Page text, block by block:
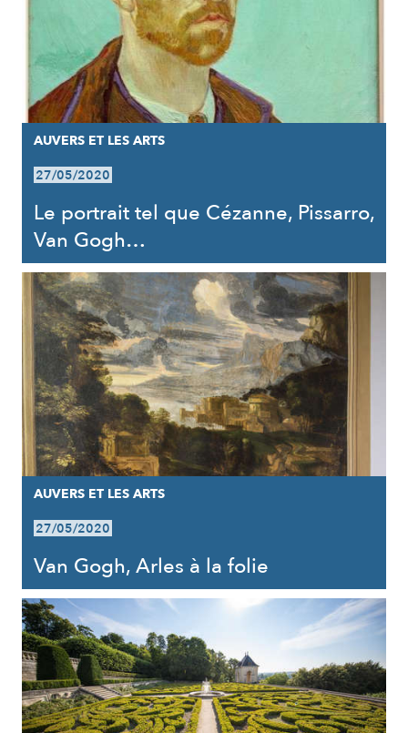
AUVERS ET LES ARTS
27/05/2020
Le portrait tel que Cézanne, Pissarro,
Van Gogh…
AUVERS ET LES ARTS
27/05/2020
Van Gogh, Arles à la folie